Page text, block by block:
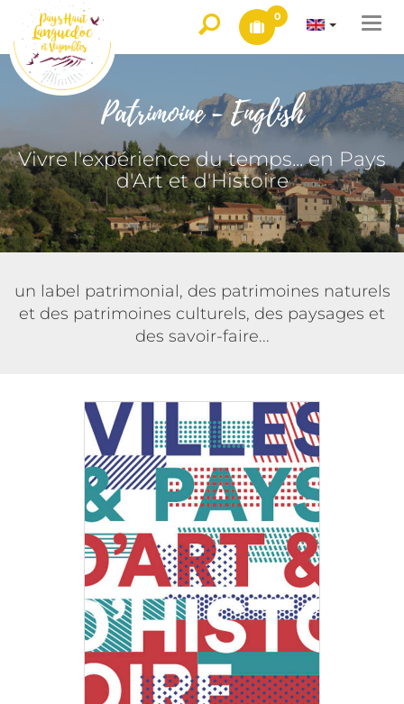
0
Patrimoine - English
Vivre l'expérience du temps... en Pays
d'Art et d'Histoire
un label patrimonial, des patrimoines naturels
et des patrimoines culturels, des paysages et
des savoir-faire...